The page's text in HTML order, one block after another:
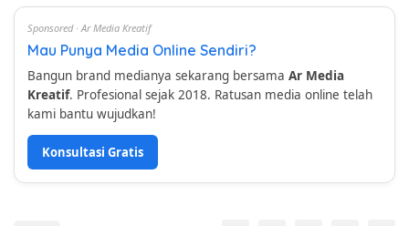
Sponsored · Ar Media Kreatif
Mau Punya Media Online Sendiri?
Bangun brand medianya sekarang bersama Ar Media
Kreatif. Profesional sejak 2018. Ratusan media online telah
kami bantu wujudkan!
Konsultasi Gratis